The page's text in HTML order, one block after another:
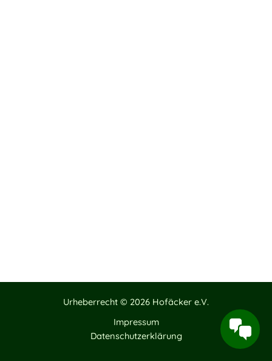
Urheberrecht © 2026 Hofäcker e.V.
Impressum
Datenschutzerklärung